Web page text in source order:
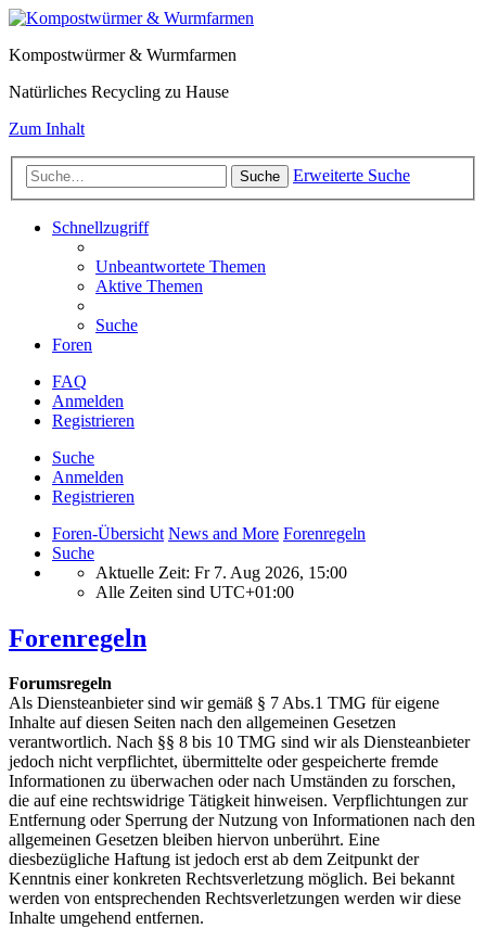
Kompostwürmer & Wurmfarmen
Natürliches Recycling zu Hause
Zum Inhalt
Suche Erweiterte Suche
Schnellzugriff
Unbeantwortete Themen
Aktive Themen
Suche
Foren
FAQ
Anmelden
Registrieren
Suche
Anmelden
Registrieren
Foren-Übersicht News and More Forenregeln
Suche
Aktuelle Zeit: Fr 7. Aug 2026, 15:00
Alle Zeiten sind UTC+01:00
Forenregeln
Forumsregeln
Als Diensteanbieter sind wir gemäß § 7 Abs.1 TMG für eigene
Inhalte auf diesen Seiten nach den allgemeinen Gesetzen
verantwortlich. Nach §§ 8 bis 10 TMG sind wir als Diensteanbieter
jedoch nicht verpflichtet, übermittelte oder gespeicherte fremde
Informationen zu überwachen oder nach Umständen zu forschen,
die auf eine rechtswidrige Tätigkeit hinweisen. Verpflichtungen zur
Entfernung oder Sperrung der Nutzung von Informationen nach den
allgemeinen Gesetzen bleiben hiervon unberührt. Eine
diesbezügliche Haftung ist jedoch erst ab dem Zeitpunkt der
Kenntnis einer konkreten Rechtsverletzung möglich. Bei bekannt
werden von entsprechenden Rechtsverletzungen werden wir diese
Inhalte umgehend entfernen.